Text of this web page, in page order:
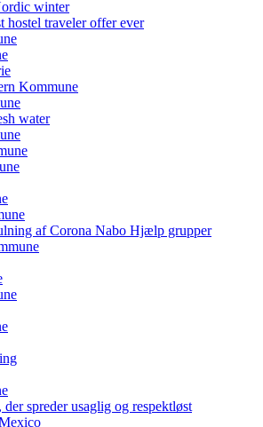
winter
hostel traveler offer ever
Kommune
water
af Corona Nabo Hjælp grupper
der spreder usaglig og respektløst